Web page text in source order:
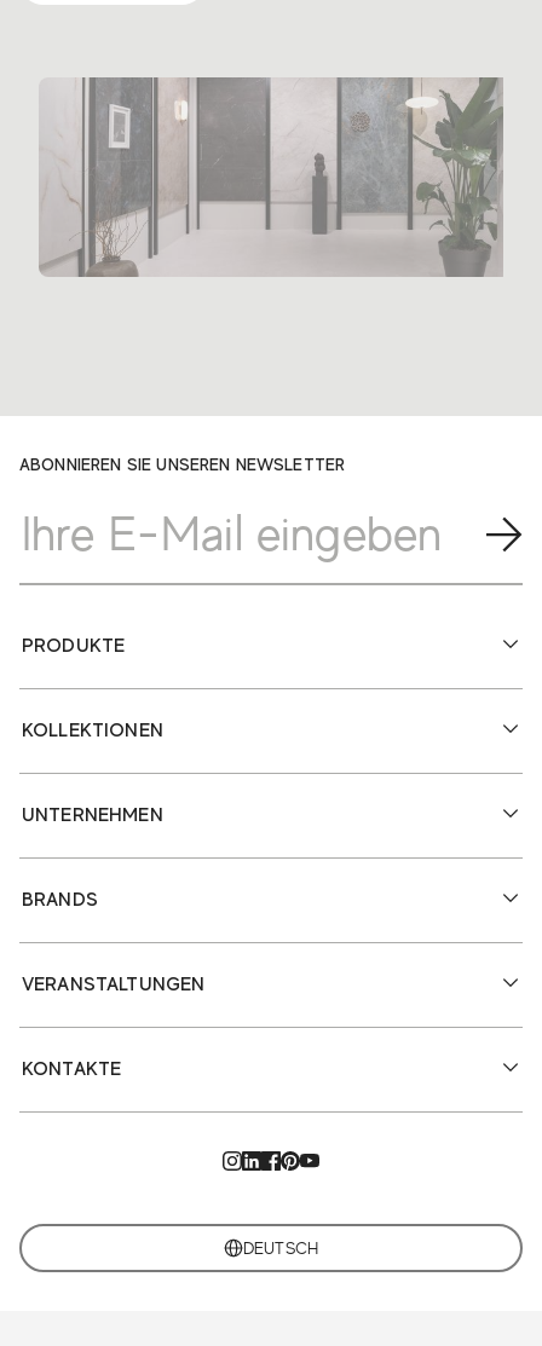
ABONNIEREN SIE UNSEREN NEWSLETTER
PRODUKTE
KOLLEKTIONEN
UNTERNEHMEN
BRANDS
VERANSTALTUNGEN
KONTAKTE
DEUTSCH